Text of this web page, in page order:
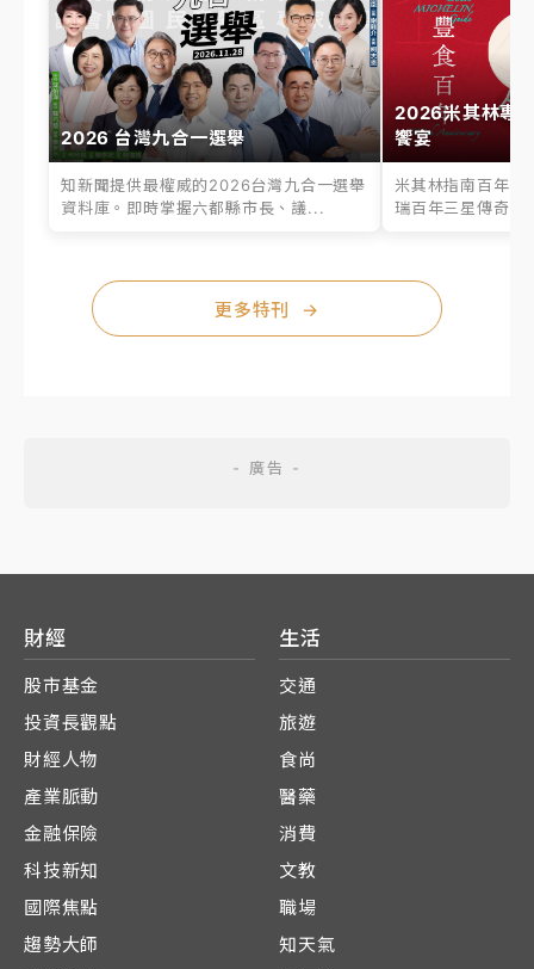
2026 台灣九合一選舉
知新聞提供最權威的2026台灣九合一選舉
資料庫。即時掌握六都縣市長、議...
2026米其林專
饗宴
米其林指南百年之
瑞百年三星傳奇、
更多特刊 →
財經
股市基金
投資長觀點
財經人物
產業脈動
金融保險
科技新知
國際焦點
趨勢大師
生活
交通
旅遊
食尚
醫藥
消費
文教
職場
知天氣